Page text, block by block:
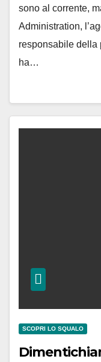
sono al corrente,
Administration,
responsabile della
ha…
SCOPRI LO SQUALO